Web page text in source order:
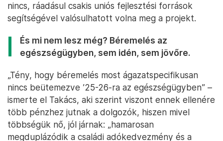
nincs, ráadásul csakis uniós fejlesztési források
segítségével valósulhatott volna meg a projekt.
És mi nem lesz még? Béremelés az
egészségügyben, sem idén, sem jövőre.
„Tény, hogy béremelés most ágazatspecifikusan
nincs beütemezve ’25-26-ra az egészségügyben” –
ismerte el Takács, aki szerint viszont ennek ellenére
több pénzhez jutnak a dolgozók, hiszen mivel
többségük nő, jól járnak: „hamarosan
megduplázódik a családi adókedvezmény és a